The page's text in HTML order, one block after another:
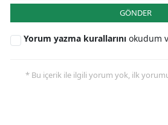
GÖNDER
Yorum yazma kurallarını okudum
* Bu içerik ile ilgili yorum yok, ilk yorumu